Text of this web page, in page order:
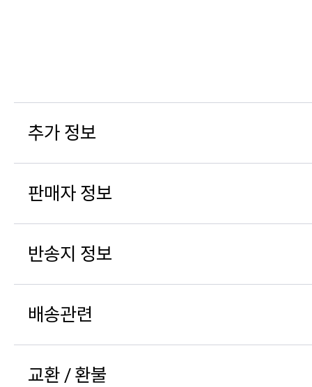
추가 정보
판매자 정보
반송지 정보
배송관련
교환 / 환불